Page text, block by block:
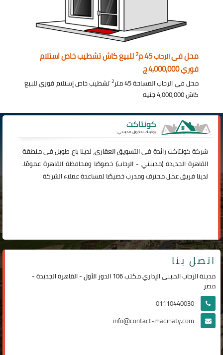
محل فيالرحاب45 م 2للبيع كاش تشطيب خاص استلام
فوري 4,000,000 ج
محل في الرحاب المساحة 45 متر 2 تشطيب خاص إستلام فوري للبيع
كاش 4,000,000 جنيه
شركةكونتاكترائدة فى التسويق العقاري، لدينا باع طويل فى منطقة
القاهرة الجديدة (مدينتي -الرحاب) خصوصًا ومحافظة القاهرة عمومًا.
لدينا فريق عمل محترف ومدرب خصيصًا لمساعدة عملاء الشركة
اتصل بنا
مدينة الرحاب المبنى الإداري مكتب 106 الدور الأول - القاهرة الجديدة -
مصر
01110440030
info@contact-madinaty.com